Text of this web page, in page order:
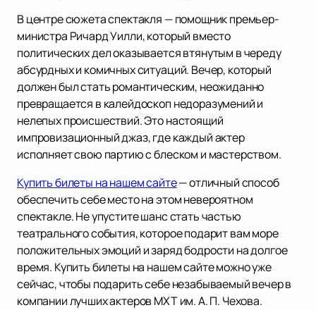
В центре сюжета спектакля — помощник премьер-
министра Ричард Уилли, который вместо
политических дел оказывается втянутым в череду
абсурдных и комичных ситуаций. Вечер, который
должен был стать романтическим, неожиданно
превращается в калейдоскоп недоразумений и
нелепых происшествий. Это настоящий
импровизационный джаз, где каждый актер
исполняет свою партию с блеском и мастерством.
Купить билеты на нашем сайте— отличный способ
обеспечить себе место на этом невероятном
спектакле. Не упустите шанс стать частью
театрального события, которое подарит вам море
положительных эмоций и заряд бодрости на долгое
время. Купить билеты на нашем сайте можно уже
сейчас, чтобы подарить себе незабываемый вечер в
компании лучших актеров МХТ им. А. П. Чехова.